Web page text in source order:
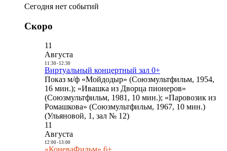
Сегодня нет событий
Скоро
11
Августа
11:30- 12:30
Виртуальный концертный зал 0+
Показ м/ф «Мойдодыр» (Союзмультфильм, 1954,
16 мин.); «Ивашка из Дворца пионеров»
(Союзмультфильм, 1981, 10 мин.); «Паровозик из
Ромашкова» (Союзмультфильм, 1967, 10 мин.)
(Ульяновой, 1, зал № 12)
11
Августа
12:00- 13:00